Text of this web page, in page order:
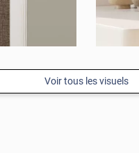
Voir tous les visuels